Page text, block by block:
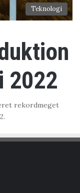
Teknologi
2022
rekordmeget